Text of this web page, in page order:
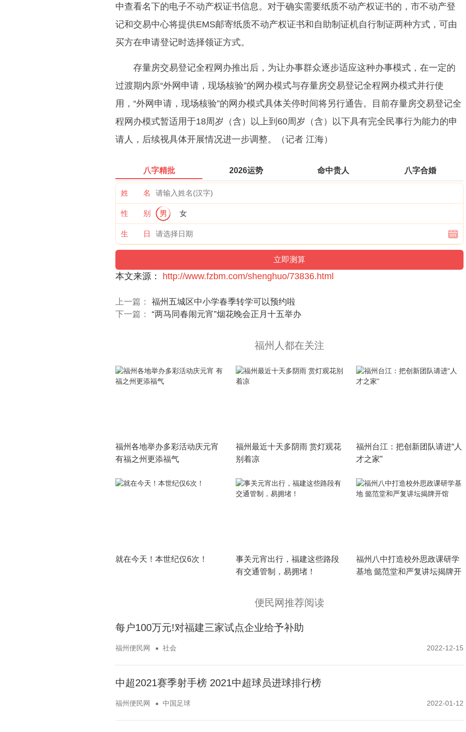
中查看名下的电子不动产权证书信息。对于确实需要纸质不动产权证书的，市不动产登
记和交易中心将提供EMS邮寄纸质不动产权证书和自助制证机自行制证两种方式，可由
买方在申请登记时选择领证方式。
存量房交易登记全程网办推出后，为让办事群众逐步适应这种办事模式，在一定的
过渡期内原“外网申请，现场核验”的网办模式与存量房交易登记全程网办模式并行使
用，“外网申请，现场核验”的网办模式具体关停时间将另行通告。目前存量房交易登记全
程网办模式暂适用于18周岁（含）以上到60周岁（含）以下具有完全民事行为能力的申
请人，后续视具体开展情况进一步调整。（记者 江海）
八字精批 2026运势 命中贵人 八字合婚
姓 名
性 别 男 女
生 日
本文来源： http://www.fzbm.com/shenghuo/73836.html
上一篇： 福州五城区中小学春季转学可以预约啦
下一篇： “两马同春闹元宵”烟花晚会正月十五举办
福州人都在关注
福州各地举办多彩活动庆元宵
有福之州更添福气
福州最近十天多阴雨 赏灯观花
别着凉
福州台江：把创新团队请进“人
才之家”
就在今天！本世纪仅6次！
事关元宵出行，福建这些路段
有交通管制，易拥堵！
福州八中打造校外思政课研学
基地 懿范堂和严复讲坛揭牌开
便民网推荐阅读
每户100万元!对福建三家试点企业给予补助
福州便民网 社会 2022-12-15
中超2021赛季射手榜 2021中超球员进球排行榜
福州便民网 中国足球 2022-01-12